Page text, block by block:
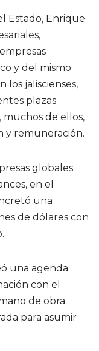
Estado, Enrique
y del mismo
los jaliscienses,
plazas
muchos de ellos,
y remuneración.
globales
en el
una
de dólares con
una agenda
con el
de obra
para asumir